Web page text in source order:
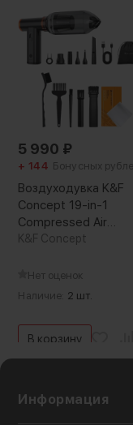
от ваших
выдавать
мощным
5 990 ₽
+ 144 Бонусных
Воздуходувка K&F
Concept 19-in-1
Compressed Air
Duster
K&F Concept
Нет оценок
Наличие: 2 шт.
В корзину
Информация